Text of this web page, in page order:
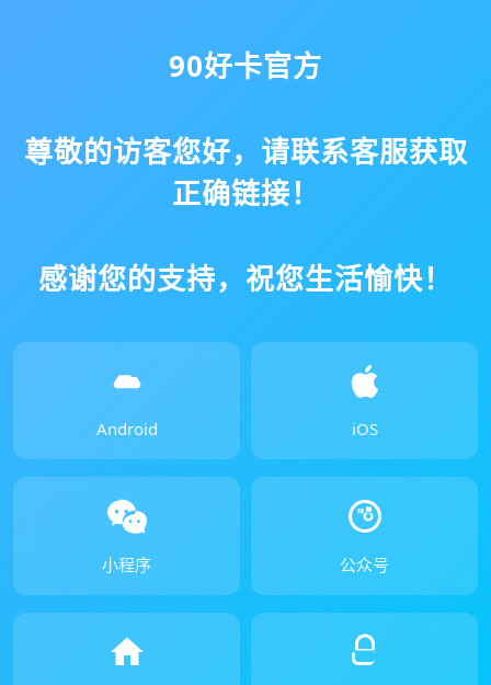
90好卡官方
尊敬的访客您好，请联系客服获取
正确链接！
感谢您的支持，祝您生活愉快！
Android iOS
小程序 公众号